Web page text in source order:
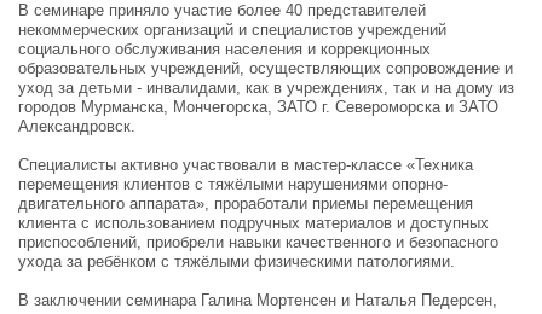
В семинаре приняло участие более 40 представителей
некоммерческих организаций и специалистов учреждений
социального обслуживания населения и коррекционных
образовательных учреждений, осуществляющих сопровождение и
уход за детьми - инвалидами, как в учреждениях, так и на дому из
городов Мурманска, Мончегорска, ЗАТО г. Североморска и ЗАТО
Александровск.
Специалисты активно участвовали в мастер-классе «Техника
перемещения клиентов с тяжёлыми нарушениями опорно-
двигательного аппарата», проработали приемы перемещения
клиента с использованием подручных материалов и доступных
приспособлений, приобрели навыки качественного и безопасного
ухода за ребёнком с тяжёлыми физическими патологиями.
В заключении семинара Галина Мортенсен и Наталья Педерсен,